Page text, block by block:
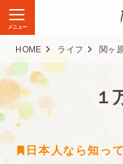
メニュー
HOME ライフ 関ヶ原の
１